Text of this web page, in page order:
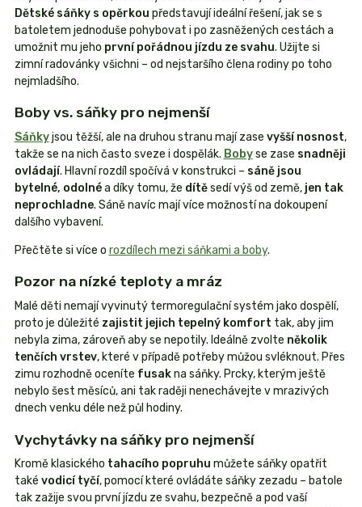
Dětské sáňky s opěrkou představují ideální řešení, jak se s
batoletem jednoduše pohybovat i po zasněžených cestách a
umožnit mu jeho první pořádnou jízdu ze svahu. Užijte si
zimní radovánky všichni – od nejstaršího člena rodiny po toho
nejmladšího.
Boby vs. sáňky pro nejmenší
Sáňkyjsou těžší, ale na druhou stranu mají zase vyšší nosnost,
takže se na nich často sveze i dospělák. Bobyse zase snadněji
ovládají. Hlavní rozdíl spočívá v konstrukci – sáně jsou
bytelné, odolnéa díky tomu, že dítěsedí výš od země, jen tak
neprochladne. Sáně navíc mají více možností na dokoupení
dalšího vybavení.
Přečtěte si více o rozdílech mezi sáňkami a boby.
Pozor na nízké teploty a mráz
Malé děti nemají vyvinutý termoregulační systém jako dospělí,
proto je důležité zajistit jejich tepelný komfort tak, aby jim
nebyla zima, zároveň aby se nepotily. Ideálně zvolte několik
tenčích vrstev, které v případě potřeby můžou svléknout. Přes
zimu rozhodně oceníte fusakna sáňky. Prcky, kterým ještě
nebylo šest měsíců, ani tak raději nenechávejte v mrazivých
dnech venku déle než půl hodiny.
Vychytávky na sáňky pro nejmenší
Kromě klasického tahacího popruhu můžete sáňky opatřit
také vodicí tyčí, pomocí které ovládáte sáňky zezadu – batole
tak zažije svou první jízdu ze svahu, bezpečně a pod vaší